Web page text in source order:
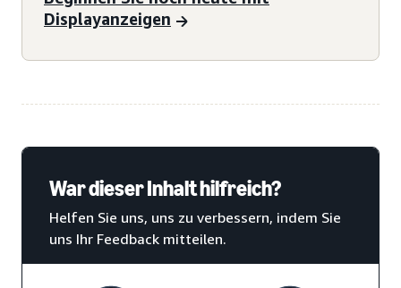
Displayanzeigen
War dieser Inhalt hilfreich?
Helfen Sie uns, uns zu verbessern, indem Sie
uns Ihr Feedback mitteilen.